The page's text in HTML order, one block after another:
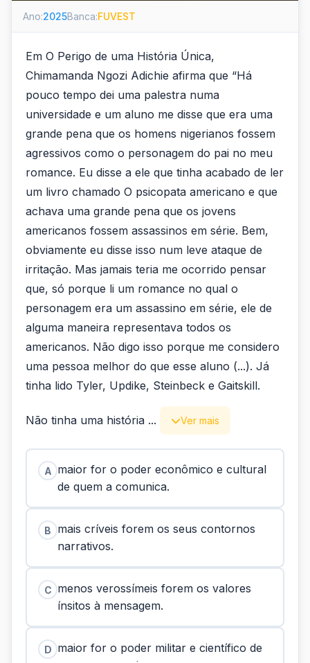
Ano:2025Banca:FUVEST
Em O Perigo de uma História Única,
Chimamanda Ngozi Adichie afirma que “Há
pouco tempo dei uma palestra numa
universidade e um aluno me disse que era uma
grande pena que os homens nigerianos fossem
agressivos como o personagem do pai no meu
romance. Eu disse a ele que tinha acabado de ler
um livro chamado O psicopata americano e que
achava uma grande pena que os jovens
americanos fossem assassinos em série. Bem,
obviamente eu disse isso num leve ataque de
irritação. Mas jamais teria me ocorrido pensar
que, só porque li um romance no qual o
personagem era um assassino em série, ele de
alguma maneira representava todos os
americanos. Não digo isso porque me considero
uma pessoa melhor do que esse aluno (...). Já
tinha lido Tyler, Updike, Steinbeck e Gaitskill.
Não tinha uma história ... Ver mais
A maior for o poder econômico e cultural
de quem a comunica.
B
mais críveis forem os seus contornos
narrativos.
C menos verossímeis forem os valores
ínsitos à mensagem.
D maior for o poder militar e científico de